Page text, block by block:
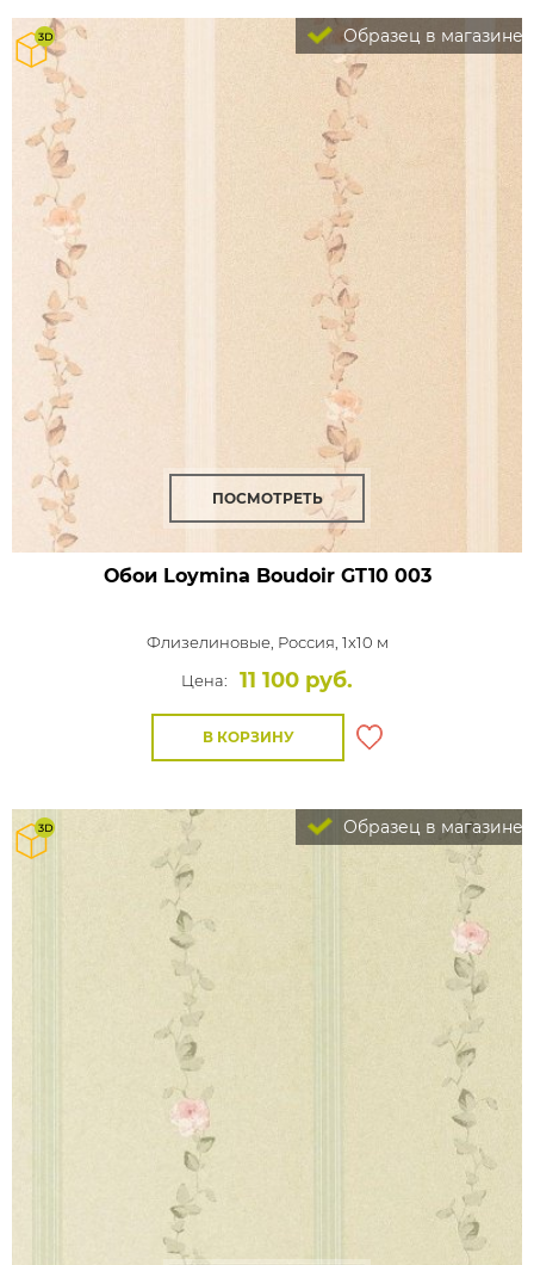
Образец в магазине
ПОСМОТРЕТЬ
Обои Loymina BoudoirGT10 003
Флизелиновые, Россия, 1x10 м
Цена:
11 100 руб.
В КОРЗИНУ
Образец в магазине